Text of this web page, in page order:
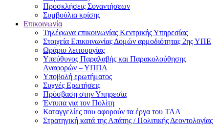
Προσκλήσεις Συναντήσεων
Συμβούλια κρίσης
Επικοινωνία
Τηλέφωνα επικοινωνίας Κεντρικής Υπηρεσίας
Στοιχεία Επικοινωνίας Δομών αρμοδιότητας 2ης ΥΠΕ
Ωράριο λειτουργίας
Υπεύθυνος Παραλαβής και Παρακολούθησης
Αναφορών – ΥΠΠΑ
Υποβολή ερωτήματος
Συχνές Ερωτήσεις
Πρόσβαση στην Υπηρεσία
Έντυπα για τον Πολίτη
Καταγγελίες που αφορούν τα έργα του ΤΑΑ
Στρατηγική κατά της Απάτης / Πολιτικής Δεοντολογίας